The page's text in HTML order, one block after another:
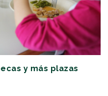
y más plazas